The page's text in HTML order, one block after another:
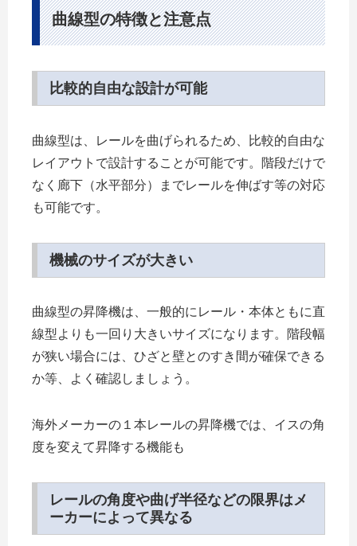
曲線型の特徴と注意点
比較的自由な設計が可能
曲線型は、レールを曲げられるため、比較的自由な
レイアウトで設計することが可能です。階段だけで
なく廊下（水平部分）までレールを伸ばす等の対応
も可能です。
機械のサイズが大きい
曲線型の昇降機は、一般的にレール・本体ともに直
線型よりも一回り大きいサイズになります。階段幅
が狭い場合には、ひざと壁とのすき間が確保できる
か等、よく確認しましょう。
海外メーカーの１本レールの昇降機では、イスの角
度を変えて昇降する機能も
レールの角度や曲げ半径などの限界はメ
ーカーによって異なる